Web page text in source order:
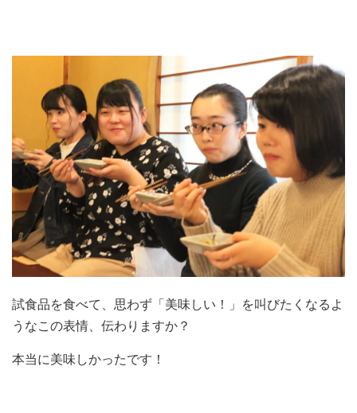
試食品を食べて、思わず「美味しい！」を叫びたくなるよ
うなこの表情、伝わりますか？
本当に美味しかったです！